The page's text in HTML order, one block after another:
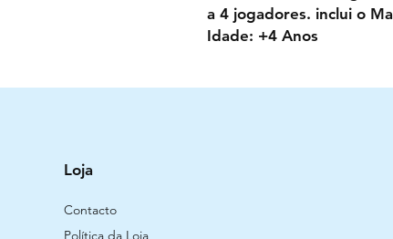
a 4 jogadores. inclui o
Idade: +4 Anos
Loja
Contacto
Política da Loja